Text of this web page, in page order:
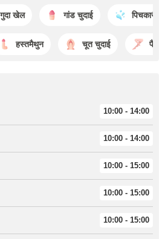
गुदा खेल गांड चुदाई पिचकारी
हस्तमैथुन चूत चुदाई पैर
10:00 - 14:00
10:00 - 14:00
10:00 - 15:00
10:00 - 15:00
10:00 - 15:00